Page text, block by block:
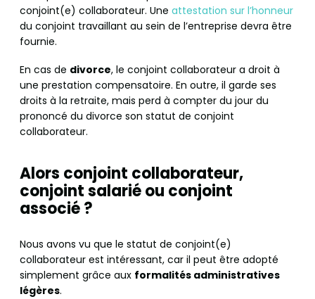
conjoint(e) collaborateur. Une attestation sur l’honneur
du conjoint travaillant au sein de l’entreprise devra être
fournie.
En cas de divorce, le conjoint collaborateur a droit à
une prestation compensatoire. En outre, il garde ses
droits à la retraite, mais perd à compter du jour du
prononcé du divorce son statut de conjoint
collaborateur.
Alors conjoint collaborateur,
conjoint salarié ou conjoint
associé ?
Nous avons vu que le statut de conjoint(e)
collaborateur est intéressant, car il peut être adopté
simplement grâce aux formalités administratives
légères.